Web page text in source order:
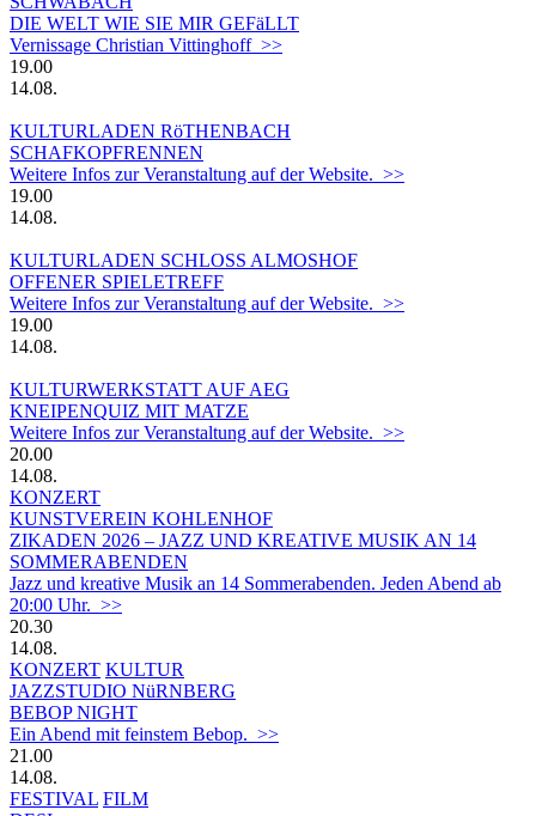
DIE WELT WIE SIE MIR GEFäLLT
Vernissage Christian Vittinghoff >>
19.00
14.08.
KULTURLADEN RöTHENBACH
SCHAFKOPFRENNEN
Weitere Infos zur Veranstaltung auf der Website. >>
19.00
14.08.
KULTURLADEN SCHLOSS ALMOSHOF
OFFENER SPIELETREFF
Weitere Infos zur Veranstaltung auf der Website. >>
19.00
14.08.
KULTURWERKSTATT AUF AEG
KNEIPENQUIZ MIT MATZE
Weitere Infos zur Veranstaltung auf der Website. >>
20.00
14.08.
KONZERT
KUNSTVEREIN KOHLENHOF
ZIKADEN 2026 – JAZZ UND KREATIVE MUSIK AN 14
SOMMERABENDEN
Jazz und kreative Musik an 14 Sommerabenden. Jeden Abend ab
20:00 Uhr. >>
20.30
14.08.
KONZERT KULTUR
JAZZSTUDIO NüRNBERG
BEBOP NIGHT
Ein Abend mit feinstem Bebop. >>
21.00
14.08.
FESTIVAL FILM